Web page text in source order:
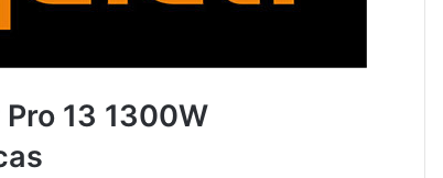
13 1300W